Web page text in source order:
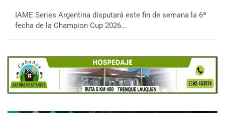
IAME Series Argentina disputará este fin de semana la 6ª
fecha de la Champion Cup 2026…